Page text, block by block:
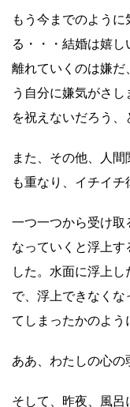
もう今までのよう
る・・・結婚は嬉
離れていくのは嫌だ
う自分に嫌気がさ
を祝えないだろう、
また、その他、人
も重なり、イチイチ
一つ一つから受け
なっていくと浮上す
した。水面に浮上
で、浮上できなく
てしまったかのよう
ああ、わたしの心の
そして、昨夜、風